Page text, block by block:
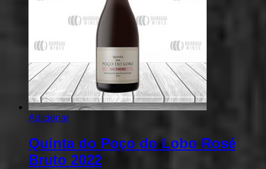
Adicionar
Quinta do Poço do Lobo Rosé
Bruto 2022